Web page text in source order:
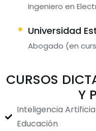
Ingeniero en
Universidad
Abogado (en
CURSOS
Y
Inteligencia
Educación